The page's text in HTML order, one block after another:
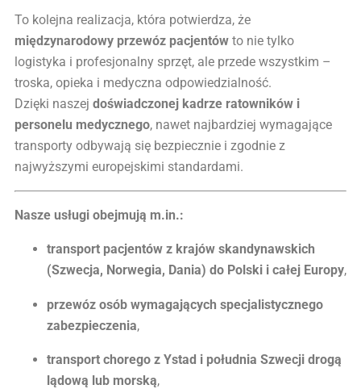
To kolejna realizacja, która potwierdza, że
międzynarodowy przewóz pacjentów to nie tylko
logistyka i profesjonalny sprzęt, ale przede wszystkim –
troska, opieka i medyczna odpowiedzialność.
Dzięki naszej doświadczonej kadrze ratowników i
personelu medycznego, nawet najbardziej wymagające
transporty odbywają się bezpiecznie i zgodnie z
najwyższymi europejskimi standardami.
Nasze usługi obejmują m.in.:
transport pacjentów z krajów skandynawskich
(Szwecja, Norwegia, Dania) do Polski i całej Europy,
przewóz osób wymagających specjalistycznego
zabezpieczenia,
transport chorego z Ystad i południa Szwecji drogą
lądową lub morską,